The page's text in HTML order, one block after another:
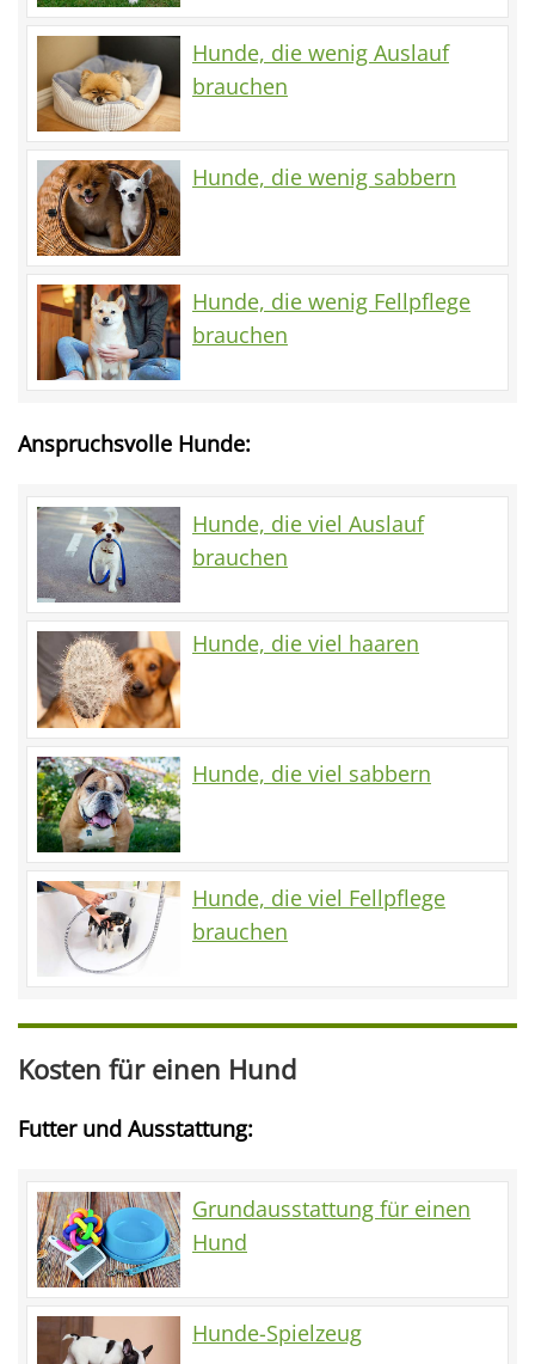
Hunde, die wenig Auslauf
brauchen
Hunde, die wenig sabbern
Hunde, die wenig Fellpflege
brauchen
Anspruchsvolle Hunde:
Hunde, die viel Auslauf
brauchen
Hunde, die viel haaren
Hunde, die viel sabbern
Hunde, die viel Fellpflege
brauchen
Kosten für einen Hund
Futter und Ausstattung:
Grundausstattung für einen
Hund
Hunde-Spielzeug